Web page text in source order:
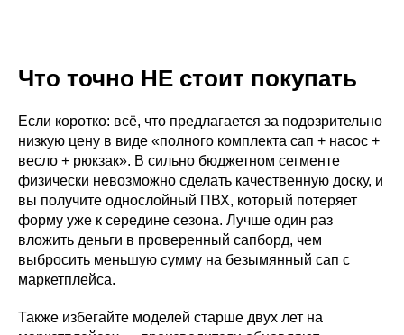
Что точно НЕ стоит покупать
Если коротко: всё, что предлагается за подозрительно
низкую цену в виде «полного комплекта сап + насос +
весло + рюкзак». В сильно бюджетном сегменте
физически невозможно сделать качественную доску, и
вы получите однослойный ПВХ, который потеряет
форму уже к середине сезона. Лучше один раз
вложить деньги в проверенный сапборд, чем
выбросить меньшую сумму на безымянный сап с
маркетплейса.
Также избегайте моделей старше двух лет на